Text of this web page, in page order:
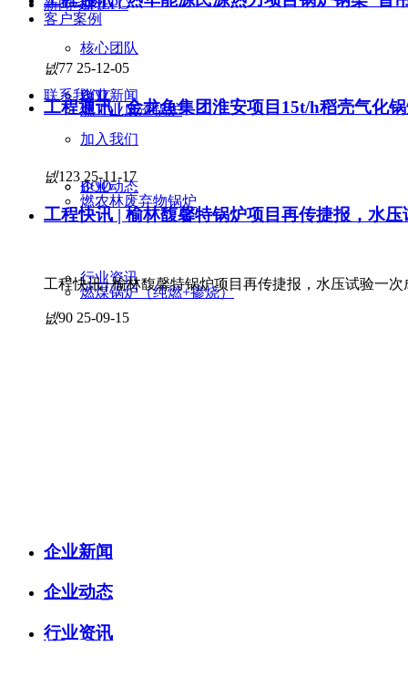
核心团队
加入我们
EP/EPC
BOT
BOO
新闻动态
企业新闻
企业动态
行业资讯
联系我们
客户案例
燃工业废渣锅炉
燃农林废弃物锅炉
燃煤锅炉（纯燃+掺烧）
넶77 25-12-05
工程通讯 | 金龙鱼集团淮安项目15t/h稻壳气化
넶123 25-11-17
工程快讯 | 榆林馥馨特锅炉项目再传捷报，水
工程快讯 | 榆林馥馨特锅炉项目再传捷报，水压试验一次
넶90 25-09-15
企业新闻
企业动态
行业资讯
致力于中国绿色经济和